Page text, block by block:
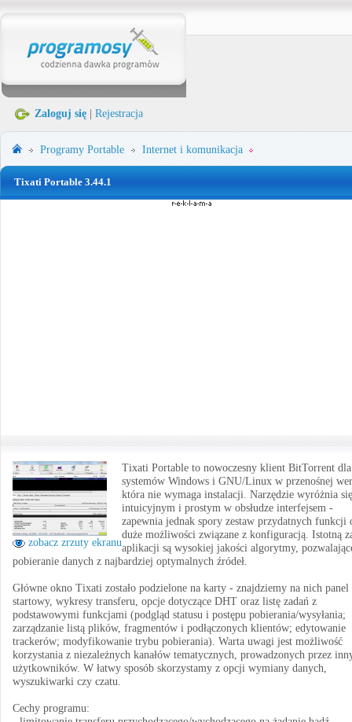
Zaloguj się Rejestracja
Programy Portable Internet i komunikacja
Tixati Portable 3.44.1
zobacz zrzuty ekranu
Tixati Portable to nowoczesny klient BitTorrent dla
systemów Windows i GNU/Linux w przenośnej
która nie wymaga instalacji. Narzędzie wyróżnia się
intuicyjnym i prostym w obsłudze interfejsem -
zapewnia jednak spory zestaw przydatnych funkcji
duże możliwości związane z konfiguracją. Istotną
aplikacji są wysokiej jakości algorytmy,
pobieranie danych z najbardziej optymalnych źródeł.
Główne okno Tixati zostało podzielone na karty - znajdziemy na nich panel
startowy, wykresy transferu, opcje dotyczące DHT oraz listę zadań z
podstawowymi funkcjami (podgląd statusu i postępu pobierania/wysyłania;
zarządzanie listą plików, fragmentów i podłączonych klientów; edytowanie
trackerów; modyfikowanie trybu pobierania). Warta uwagi jest możliwość
korzystania z niezależnych kanałów tematycznych, prowadzonych przez
użytkowników. W łatwy sposób skorzystamy z opcji wymiany danych,
wyszukiwarki czy czatu.
Cechy programu: